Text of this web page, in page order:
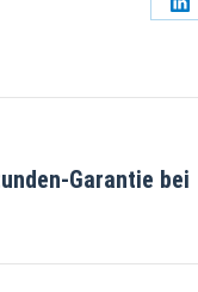
Garantie bei